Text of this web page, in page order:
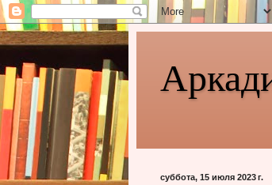
суббота, 15 июля 2023 г.